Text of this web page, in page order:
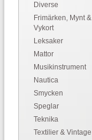
Diverse
Frimärken, Mynt &
Vykort
Leksaker
Mattor
Musikinstrument
Nautica
Smycken
Speglar
Teknika
Textilier & Vintage